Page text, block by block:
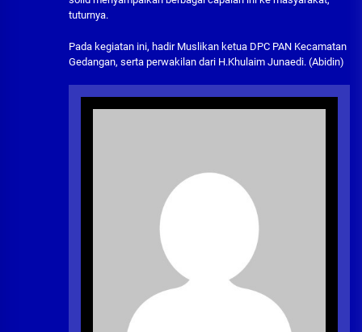
tuturnya.
Pada kegiatan ini, hadir Muslikan ketua DPC PAN Kecamatan
Gedangan, serta perwakilan dari H.Khulaim Junaedi. (Abidin)